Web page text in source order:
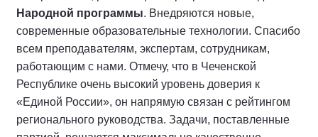
Народной программы. Внедряются новые,
современные образовательные технологии. Спасибо
всем преподавателям, экспертам, сотрудникам,
работающим с нами. Отмечу, что в Чеченской
Республике очень высокий уровень доверия к
«Единой России», он напрямую связан с рейтингом
регионального руководства. Задачи, поставленные